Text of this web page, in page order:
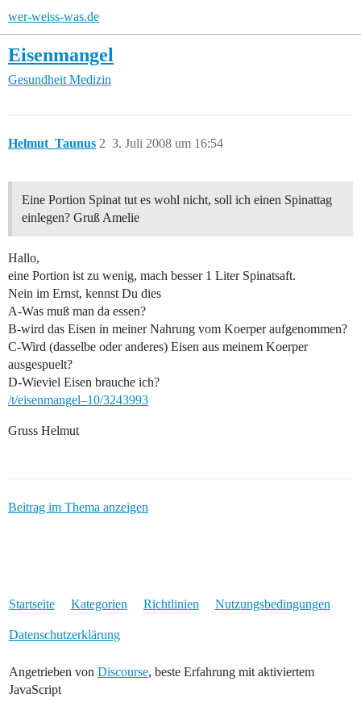
wer-weiss-was.de
Eisenmangel
Gesundheit Medizin
Helmut_Taunus 3. Juli 2008 um 16:54
2
Eine Portion Spinat tut es wohl nicht, soll ich einen Spinattag
einlegen? Gruß Amelie
Hallo,
eine Portion ist zu wenig, mach besser 1 Liter Spinatsaft.
Nein im Ernst, kennst Du dies
A-Was muß man da essen?
B-wird das Eisen in meiner Nahrung vom Koerper aufgenommen?
C-Wird (dasselbe oder anderes) Eisen aus meinem Koerper
ausgespuelt?
D-Wieviel Eisen brauche ich?
/t/eisenmangel–10/3243993
Gruss Helmut
Beitrag im Thema anzeigen
Startseite Kategorien Richtlinien Nutzungsbedingungen
Datenschutzerklärung
Angetrieben von Discourse, beste Erfahrung mit aktiviertem
JavaScript